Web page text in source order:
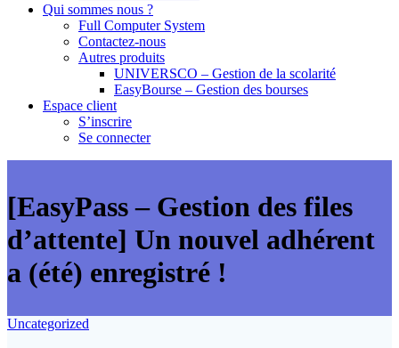
Qui sommes nous ?
Full Computer System
Contactez-nous
Autres produits
UNIVERSCO – Gestion de la scolarité
EasyBourse – Gestion des bourses
Espace client
S’inscrire
Se connecter
[EasyPass – Gestion des files
d’attente] Un nouvel adhérent
a (été) enregistré !
Uncategorized